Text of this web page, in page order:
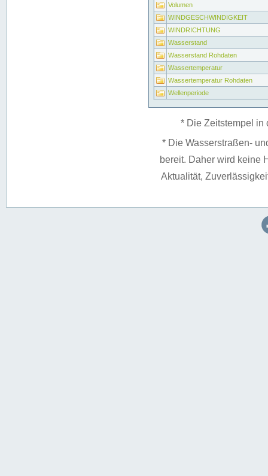
Volumen
WINDGESCHWINDIGKEIT
WINDRICHTUNG
Wasserstand
Wasserstand Rohdaten
Wassertemperatur
Wassertemperatur Rohdaten
Wellenperiode
* Die Zeitstempel in
* Die Wasserstraßen-
bereit. Daher wird keine
Aktualität,